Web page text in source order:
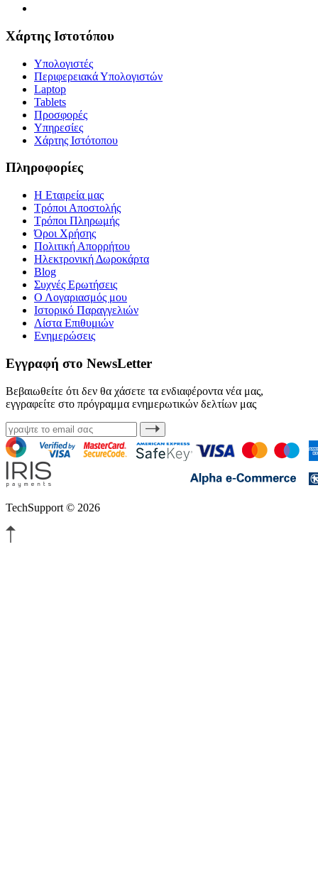
Χάρτης Ιστοτόπου
Υπολογιστές
Περιφερειακά Υπολογιστών
Laptop
Tablets
Προσφορές
Υπηρεσίες
Χάρτης Ιστότοπου
Πληροφορίες
Η Εταιρεία μας
Τρόποι Αποστολής
Τρόποι Πληρωμής
Όροι Χρήσης
Πολιτική Απορρήτου
Ηλεκτρονική Δωροκάρτα
Blog
Συχνές Ερωτήσεις
Ο Λογαριασμός μου
Ιστορικό Παραγγελιών
Λίστα Επιθυμιών
Ενημερώσεις
Εγγραφή στο NewsLetter
Βεβαιωθείτε ότι δεν θα χάσετε τα ενδιαφέροντα νέα μας,
εγγραφείτε στο πρόγραμμα ενημερωτικών δελτίων μας
TechSupport © 2026